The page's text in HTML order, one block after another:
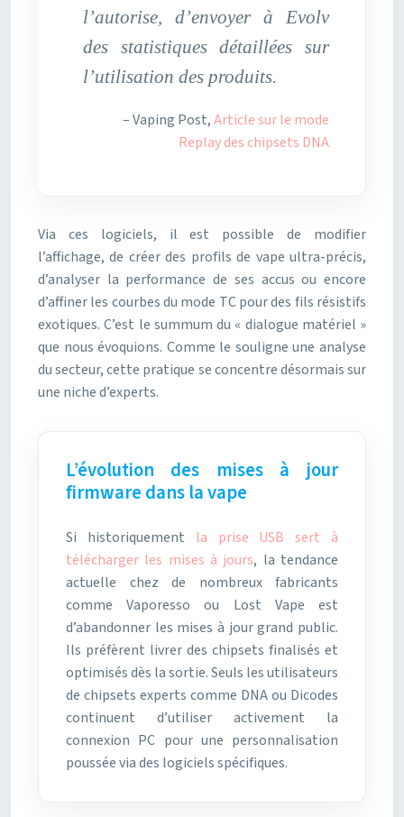
l’autorise, d’envoyer à Evolv
des statistiques détaillées sur
l’utilisation des produits.
– Vaping Post,Article sur le mode
Replay des chipsets DNA
Via ces logiciels, il est possible de modifier
l’affichage, de créer des profils de vape ultra-précis,
d’analyser la performance de ses accus ou encore
d’affiner les courbes du mode TC pour des fils résistifs
exotiques. C’est le summum du « dialogue matériel »
que nous évoquions. Comme le souligne une analyse
du secteur, cette pratique se concentre désormais sur
une niche d’experts.
L’évolution des mises à jour
firmware dans la vape
Si historiquement la prise USB sert à
télécharger les mises à jours, la tendance
actuelle chez de nombreux fabricants
comme Vaporesso ou Lost Vape est
d’abandonner les mises à jour grand public.
Ils préfèrent livrer des chipsets finalisés et
optimisés dès la sortie. Seuls les utilisateurs
de chipsets experts comme DNA ou Dicodes
continuent d’utiliser activement la
connexion PC pour une personnalisation
poussée via des logiciels spécifiques.